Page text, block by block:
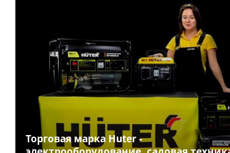
Торговая марка Huter -